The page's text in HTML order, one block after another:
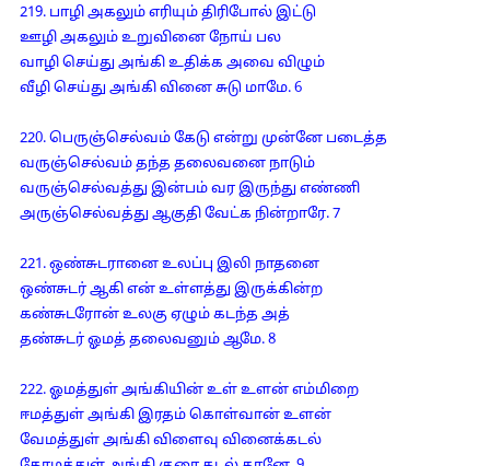
219. பாழி அகலும் எரியும் திரிபோல் இட்டு
ஊழி அகலும் உறுவினை நோய் பல
வாழி செய்து அங்கி உதிக்க அவை விழும்
வீழி செய்து அங்கி வினை சுடு மாமே. 6
220. பெருஞ்செல்வம் கேடு என்று முன்னே படைத்த
வருஞ்செல்வம் தந்த தலைவனை நாடும்
வருஞ்செல்வத்து இன்பம் வர இருந்து எண்ணி
அருஞ்செல்வத்து ஆகுதி வேட்க நின்றாரே. 7
221. ஒண்சுடரானை உலப்பு இலி நாதனை
ஒண்சுடர் ஆகி என் உள்ளத்து இருக்கின்ற
கண்சுடரோன் உலகு ஏழும் கடந்த அத்
தண்சுடர் ஓமத் தலைவனும் ஆமே. 8
222. ஓமத்துள் அங்கியின் உள் உளன் எம்மிறை
ஈமத்துள் அங்கி இரதம் கொள்வான் உளன்
வேமத்துள் அங்கி விளைவு வினைக்கடல்